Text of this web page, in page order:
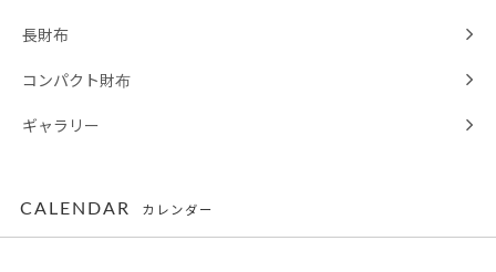
長財布
コンパクト財布
ギャラリー
CALENDAR カレンダー